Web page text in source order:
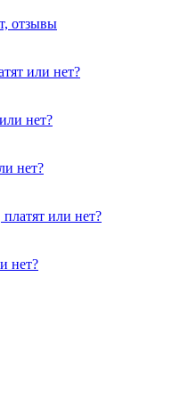
отзывы
или нет?
нет?
нет?
или нет?
нет?